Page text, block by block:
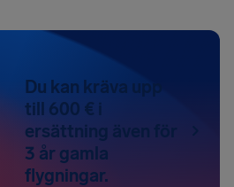
Du kan kräva upp
till 600 € i
ersättning även för
3 år gamla
flygningar.